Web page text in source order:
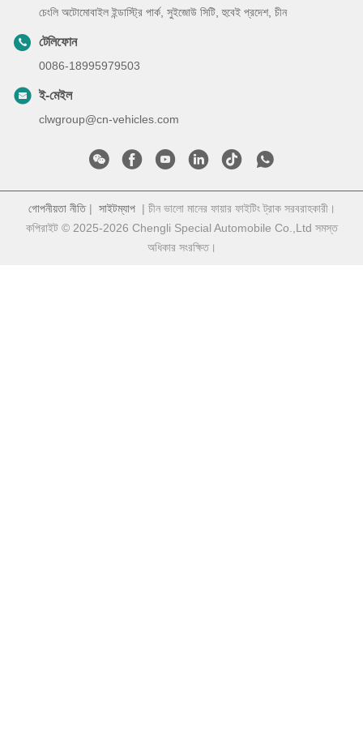
চেংলি অটোমোবাইল ইন্ডাস্ট্রি পার্ক, সুইজোউ সিটি, হুবেই প্রদেশ, চীন
টেলিফোন
0086-18995979503
ই-মেইল
clwgroup@cn-vehicles.com
গোপনীয়তা নীতি| সাইটম্যাপ| চীন ভালো মানের ফায়ার ফাইটিং ট্রাক সরবরাহকারী।
কপিরাইট © 2025-2026 Chengli Special Automobile Co.,Ltd সমস্ত
অধিকার সংরক্ষিত।